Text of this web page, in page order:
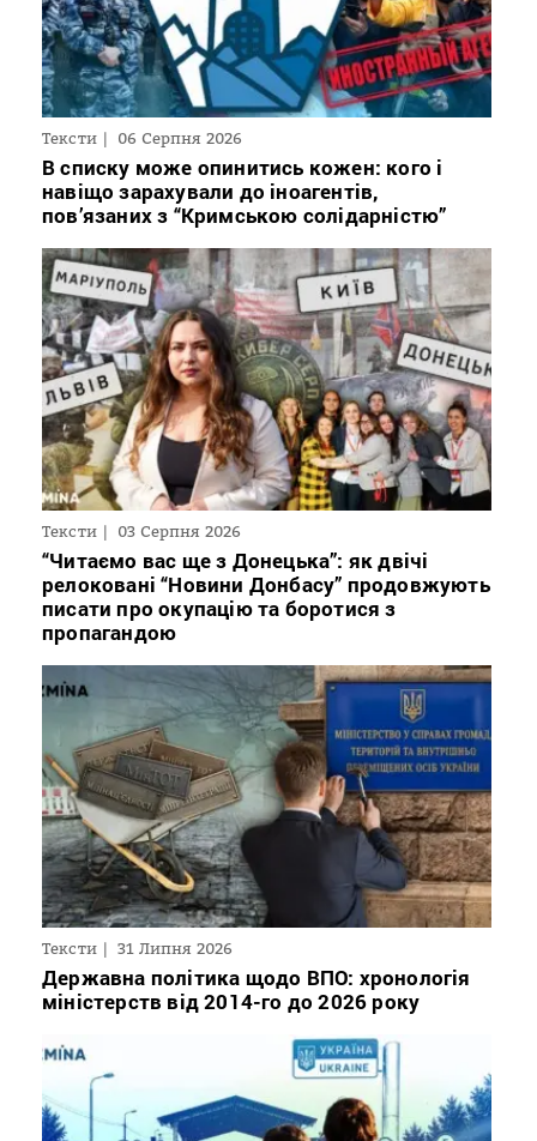
Тексти 06 Серпня 2026
В списку може опинитись кожен: кого і
навіщо зарахували до іноагентів,
пов’язаних з “Кримською солідарністю”
Тексти 03 Серпня 2026
“Читаємо вас ще з Донецька”: як двічі
релоковані “Новини Донбасу” продовжують
писати про окупацію та боротися з
пропагандою
Тексти 31 Липня 2026
Державна політика щодо ВПО: хронологія
міністерств від 2014-го до 2026 року